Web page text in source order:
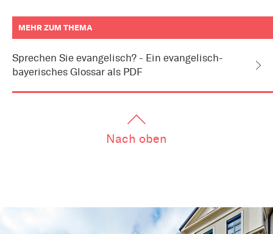
MEHR ZUM THEMA
zum
Artikel
Sprechen Sie evangelisch? - Ein evangelisch-
bayerisches Glossar als PDF
Nach oben